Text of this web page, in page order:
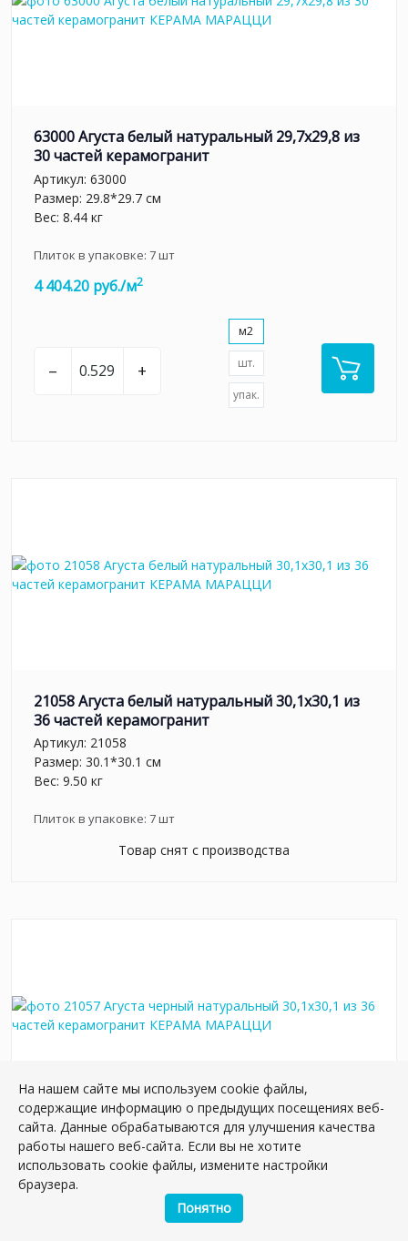
63000 Агуста белый натуральный 29,7х29,8 из
30 частей керамогранит
Артикул: 63000
Размер: 29.8*29.7 см
Вес: 8.44 кг
Плиток в упаковке: 7шт
4 404.20 руб./м2
– +
м2
шт.
упак.
21058 Агуста белый натуральный 30,1х30,1 из
36 частей керамогранит
Артикул: 21058
Размер: 30.1*30.1 см
Вес: 9.50 кг
Плиток в упаковке: 7шт
Товар снят с производства
21057 Агуста черный натуральный 30,1х30,1 из
36 частей керамогранит
Артикул:
На нашем сайте мы используем cookie файлы,
содержащие информацию о предыдущих посещениях веб-
сайта. Данные обрабатываются для улучшения качества
работы нашего веб-сайта. Если вы не хотите
использовать cookie файлы, измените настройки
браузера.
Понятно